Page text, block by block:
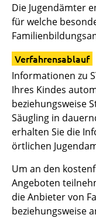
Die Jugendämter
für welche
Verfahrensablauf
Informationen zu
Ihres Kindes
beziehungsweise
Säugling in
erhalten Sie die
örtlichen
Um an den
Angeboten
die Anbieter von
beziehungsweise